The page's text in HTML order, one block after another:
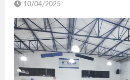
10/04/2025